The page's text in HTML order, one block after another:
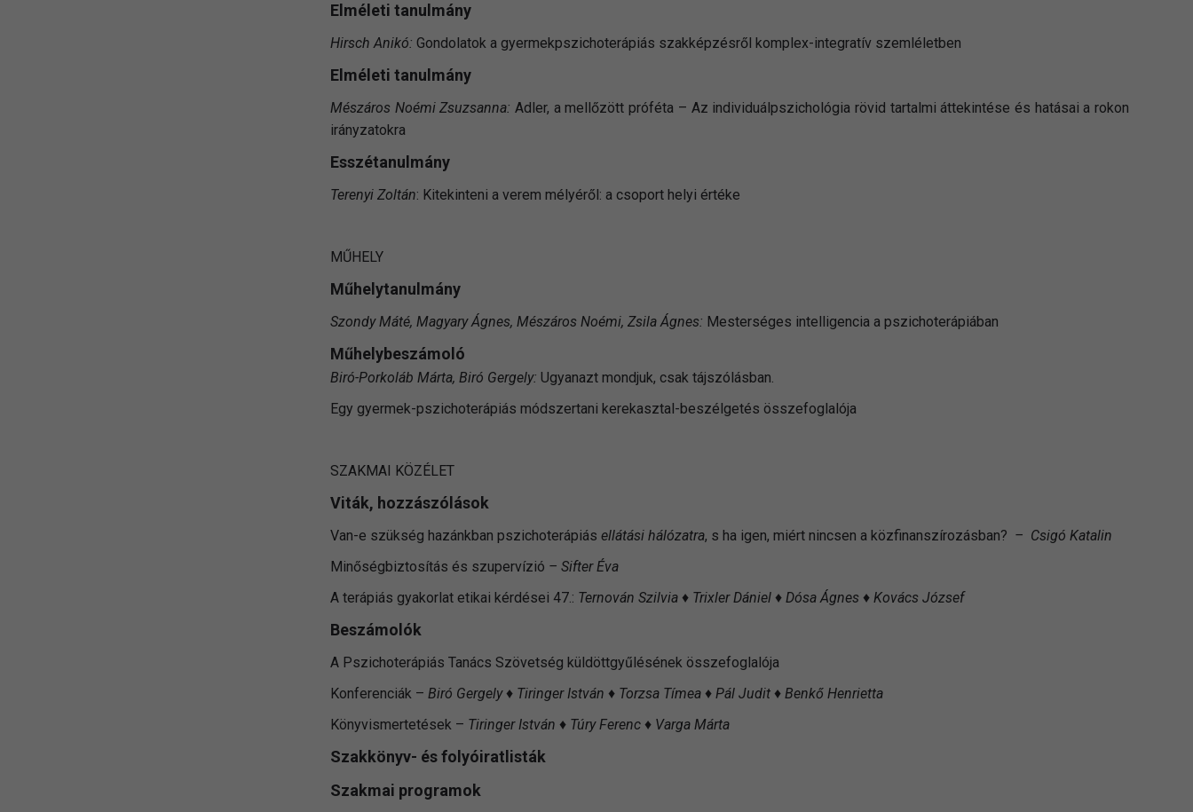
Elméleti tanulmány
Hirsch Anikó: Gondolatok a gyermekpszichoterápiás szakképzésről komplex-integratív szemléletben
Elméleti tanulmány
Mészáros Noémi Zsuzsanna:Adler, a mellőzött próféta – Az individuálpszichológia rövid tartalmi áttekintése és hatásai a rokon
irányzatokra
Esszétanulmány
Terenyi Zoltán: Kitekinteni a verem mélyéről: a csoport helyi értéke
MŰHELY
Műhelytanulmány
Szondy Máté, Magyary Ágnes, Mészáros Noémi, Zsila Ágnes: Mesterséges intelligencia a pszichoterápiában
Műhelybeszámoló
Biró-Porkoláb Márta, Biró Gergely: Ugyanazt mondjuk, csak tájszólásban.
Egy gyermek-pszichoterápiás módszertani kerekasztal-beszélgetés összefoglalója
SZAKMAI KÖZÉLET
Viták, hozzászólások
Van-e szükség hazánkban pszichoterápiás ellátási hálózatra, s ha igen, miért nincsen a közfinanszírozásban? – Csigó Katalin
Minőségbiztosítás és szupervízió – Sifter Éva
A terápiás gyakorlat etikai kérdései 47.: Ternován Szilvia ♦ Trixler Dániel ♦ Dósa Ágnes ♦ Kovács József
Beszámolók
A Pszichoterápiás Tanács Szövetség küldöttgyűlésének összefoglalója
Konferenciák – Biró Gergely ♦ Tiringer István ♦ Torzsa Tímea ♦ Pál Judit ♦ Benkő Henrietta
Könyvismertetések – Tiringer István ♦ Túry Ferenc ♦ Varga Márta
Szakkönyv- és folyóiratlisták
Szakmai programok